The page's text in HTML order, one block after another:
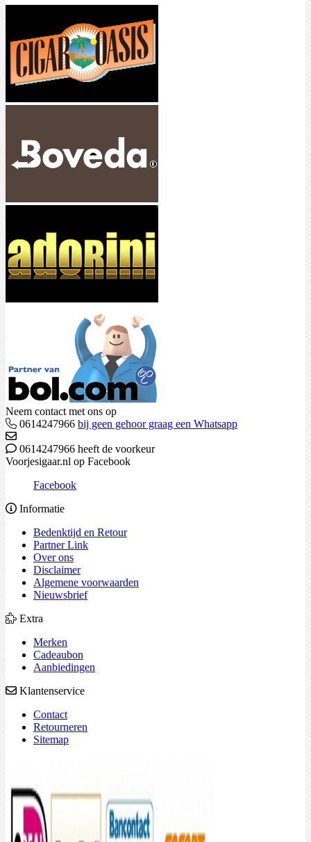
Neem contact met ons op
0614247966 bij geen gehoor graag een Whatsapp
0614247966 heeft de voorkeur
Voorjesigaar.nl op Facebook
Facebook
Informatie
Bedenktijd en Retour
Partner Link
Over ons
Disclaimer
Algemene voorwaarden
Nieuwsbrief
Extra
Merken
Cadeaubon
Aanbiedingen
Klantenservice
Contact
Retourneren
Sitemap